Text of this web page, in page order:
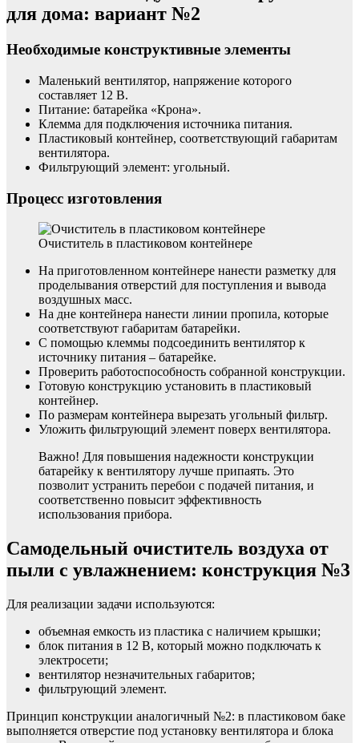
для дома: вариант №2
Необходимые конструктивные элементы
Маленький вентилятор, напряжение которого
составляет 12 В.
Питание: батарейка «Крона».
Клемма для подключения источника питания.
Пластиковый контейнер, соответствующий габаритам
вентилятора.
Фильтрующий элемент: угольный.
Процесс изготовления
Очиститель в пластиковом контейнере
На приготовленном контейнере нанести разметку для
проделывания отверстий для поступления и вывода
воздушных масс.
На дне контейнера нанести линии пропила, которые
соответствуют габаритам батарейки.
С помощью клеммы подсоединить вентилятор к
источнику питания – батарейке.
Проверить работоспособность собранной конструкции.
Готовую конструкцию установить в пластиковый
контейнер.
По размерам контейнера вырезать угольный фильтр.
Уложить фильтрующий элемент поверх вентилятора.
Важно! Для повышения надежности конструкции
батарейку к вентилятору лучше припаять. Это
позволит устранить перебои с подачей питания, и
соответственно повысит эффективность
использования прибора.
Самодельный очиститель воздуха от
пыли с увлажнением: конструкция №3
Для реализации задачи используются:
объемная емкость из пластика с наличием крышки;
блок питания в 12 В, который можно подключать к
электросети;
вентилятор незначительных габаритов;
фильтрующий элемент.
Принцип конструкции аналогичный №2: в пластиковом баке
выполняется отверстие под установку вентилятора и блока